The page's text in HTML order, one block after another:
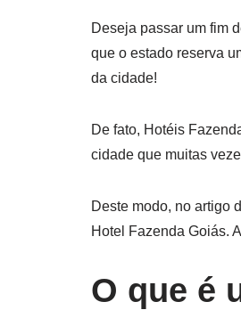
Deseja passar um fim
que o estado reserva
da cidade!
De fato, Hotéis
cidade que muitas
Deste modo, no artigo
Hotel Fazenda Goiás.
O que é